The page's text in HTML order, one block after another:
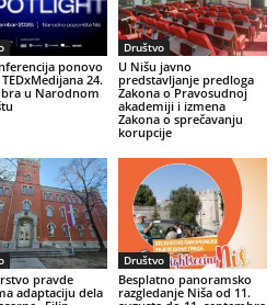
ponovo
24.
u Narodnom
Društvo
U Nišu javno
predstavljanje predloga
Zakona o Pravosudnoj
akademiji i izmena
Zakona o sprečavanju
korupcije
pravde
adaptaciju dela
Društvo
Besplatno panoramsko
razgledanje Niša od 11.